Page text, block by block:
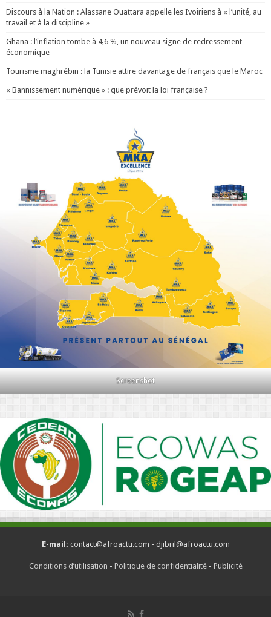
Discours à la Nation : Alassane Ouattara appelle les Ivoiriens à « l’unité, au
travail et à la discipline »
Ghana : l’inflation tombe à 4,6 %, un nouveau signe de redressement
économique
Tourisme maghrébin : la Tunisie attire davantage de français que le Maroc
« Bannissement numérique » : que prévoit la loi française ?
Screenshot
E-mail: contact@afroactu.com - djibril@afroactu.com
Conditions d’utilisation - Politique de confidentialité- Publicité